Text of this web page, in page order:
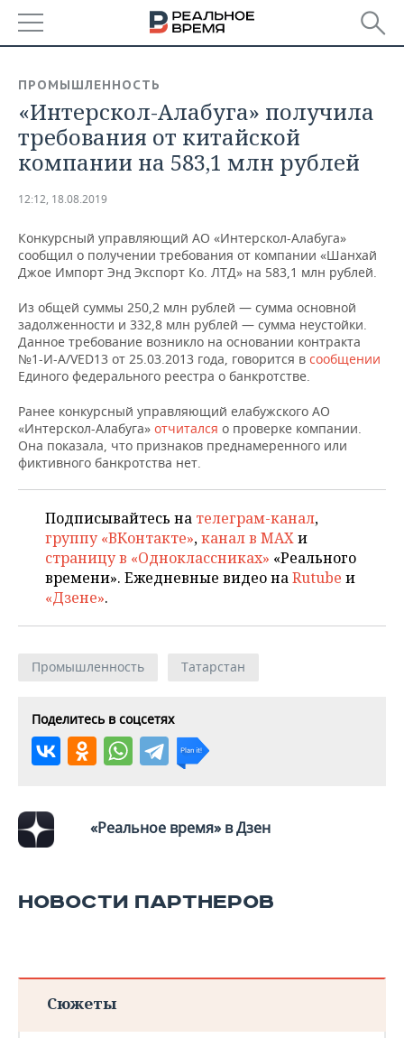
БАШКОРТОСТАН
ТАТАРСТАН
НОВОСТИ
АНАЛИТИКА
ДЕКЛАРАЦИИ О ДОХОДАХ
КОРОЛИ ГОСЗАКАЗА ПФО
ВУЗЫ ТАТАРСТАНА
КОМУ ПРИНАДЛЕЖАТ
ТОРГОВЫЕ ЦЕНТРЫ
ТАТАРСТАНА
НОВОСТИ ЭКОНОМИКИ
ФИНАНСЫ
БАНКИ
БЮДЖЕТ
ПРОМЫШЛЕННОСТЬ
НОВОСТИ
ПРОМЫШЛЕННОСТИ
АГРОПРОМ
МАШИНОСТРОЕНИЕ
НЕФТЕХИМИЯ
НЕФТЬ
ОПК
ЭНЕРГЕТИКА
НЕДВИЖИМОСТЬ
НОВОСТИ НЕДВИЖИМОСТИ
АВТО
НОВОСТИ АВТО
БИЗНЕС
РОЗНИЧНАЯ ТОРГОВЛЯ
УСЛУГИ
НОВОСТИ ТЕХНОЛОГИЙ
МЕДИА
ТЕЛЕКОММУНИКАЦИИ
МЕРОПРИЯТИЯ
ВЫЕЗДНАЯ РЕДАКЦИЯ
БИЗНЕС-БРАНЧИ
ONLINE-КОНФЕРЕНЦИИ
НОВОСТИ СПОРТА
ФУТБОЛ
ХОККЕЙ
КИБЕРСПОРТ
ФИГУРНОЕ КАТАНИЕ
ВОДНЫЕ ВИДЫ СПОРТА
ХОККЕЙ С МЯЧОМ
ОБЩЕСТВО
НОВОСТИ ОБЩЕСТВА
ВЛАСТЬ
КУЛЬТУРА
МЕДИЦИНА
ОБРАЗОВАНИЕ
ПРОИСШЕСТВИЯ
ФОТОГАЛЕРЕЯ
СЮЖЕТЫ
СПИСОК КОМПАНИЙ
ПРОМЫШЛЕННОСТЬ
«Интерскол-Алабуга» получила
требования от китайской
компании на 583,1 млн рублей
12:12, 18.08.2019
Конкурсный управляющий АО «Интерскол-Алабуга»
сообщил о получении требования от компании «Шанхай
Джое Импорт Энд Экспорт Ко. ЛТД» на 583,1 млн рублей.
Из общей суммы 250,2 млн рублей — сумма основной
задолженности и 332,8 млн рублей — сумма неустойки.
Данное требование возникло на основании контракта
№1-И-А/VED13 от 25.03.2013 года, говорится в сообщении
Единого федерального реестра о банкротстве.
Ранее конкурсный управляющий елабужского АО
«Интерскол-Алабуга» отчитался о проверке компании.
Она показала, что признаков преднамеренного или
фиктивного банкротства нет.
Подписывайтесь на телеграм-канал,
группу «ВКонтакте»,канал в MAXи
страницу в «Одноклассниках» «Реального
времени». Ежедневные видео наRutube и
«Дзене».
Промышленность Татарстан
Поделитесь в соцсетях
«Реальное время» в Дзен
НОВОСТИ ПАРТНЕРОВ
Сюжеты